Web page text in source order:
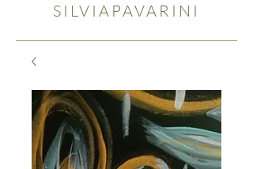
SILVIAPAVARINI